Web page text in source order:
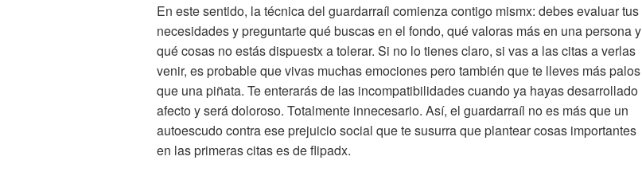
En este sentido, la técnica del guardarraíl comienza contigo mismx: debes evaluar tus
necesidades y preguntarte qué buscas en el fondo, qué valoras más en una persona y
qué cosas no estás dispuestx a tolerar. Si no lo tienes claro, si vas a las citas a verlas
venir, es probable que vivas muchas emociones pero también que te lleves más palos
que una piñata. Te enterarás de las incompatibilidades cuando ya hayas desarrollado
afecto y será doloroso. Totalmente innecesario. Así, el guardarraíl no es más que un
autoescudo contra ese prejuicio social que te susurra que plantear cosas importantes
en las primeras citas es de flipadx.